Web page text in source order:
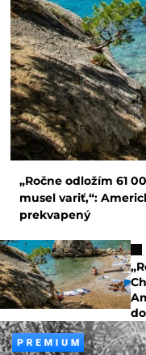
„Ročne odložím 61
musel variť,“:
prekvapený